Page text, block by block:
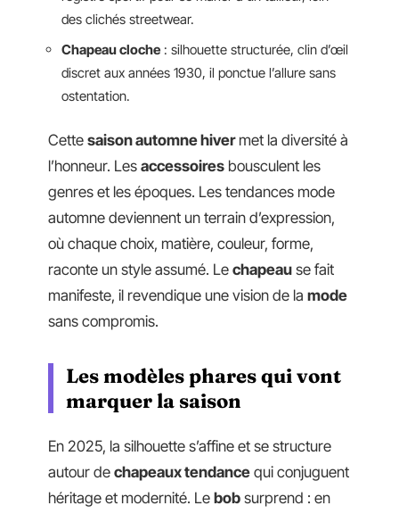
des clichés streetwear.
Chapeau cloche : silhouette structurée, clin d’œil
discret aux années 1930, il ponctue l’allure sans
ostentation.
Cette saison automne hivermet la diversité à
l’honneur. Les accessoires bousculent les
genres et les époques. Les tendances mode
automne deviennent un terrain d’expression,
où chaque choix, matière, couleur, forme,
raconte un style assumé. Le chapeau se fait
manifeste, il revendique une vision de la mode
sans compromis.
Les modèles phares qui vont
marquer la saison
En 2025, la silhouette s’affine et se structure
autour de chapeaux tendance qui conjuguent
héritage et modernité. Le bob surprend : en